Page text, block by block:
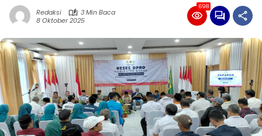
Redaksi
3 Min Baca
8 Oktober 2025
698